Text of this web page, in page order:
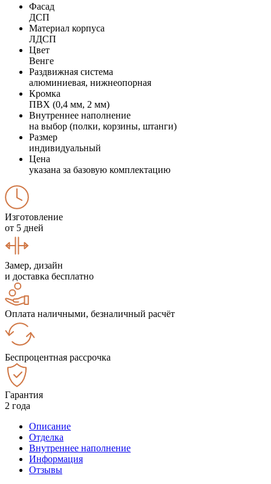
Фасад
ДСП
Материал корпуса
ЛДСП
Цвет
Венге
Раздвижная система
алюминиевая, нижнеопорная
Кромка
ПВХ (0,4 мм, 2 мм)
Внутреннее наполнение
на выбор (полки, корзины, штанги)
Размер
индивидуальный
Цена
указана за базовую комплектацию
Изготовление
от 5 дней
Замер, дизайн
и доставка бесплатно
Оплата наличными, безналичный расчёт
Беспроцентная рассрочка
Гарантия
2 года
Описание
Отделка
Внутреннее наполнение
Информация
Отзывы